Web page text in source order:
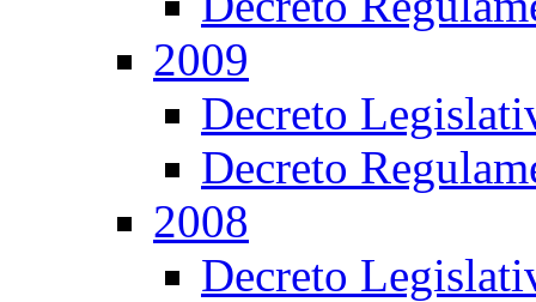
2009
Decreto
Decreto
2008
Decreto